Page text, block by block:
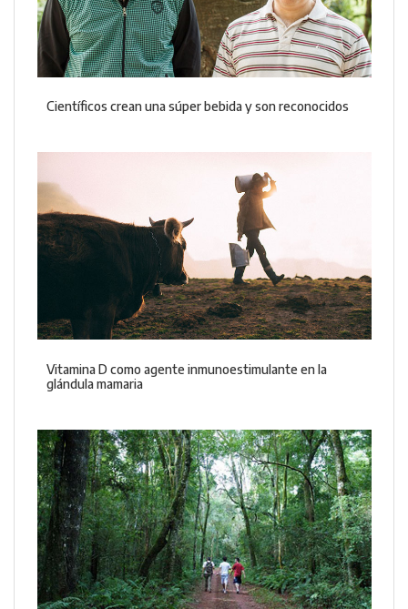
Científicos crean una súper bebida y son reconocidos
Vitamina D como agente inmunoestimulante en la
glándula mamaria